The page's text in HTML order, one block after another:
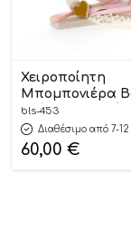
Χειροποίητη
Μπομπονιέρα
Εξάγωνο σε
Γοργόνα Ροζ για
Κορίτσια 453
24τμχ ||
bls-453
Διαθέσιμο από 7-
60,00 €